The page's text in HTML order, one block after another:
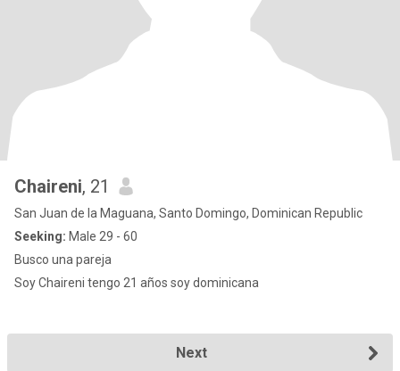
Chaireni, 21
San Juan de la Maguana, Santo Domingo, Dominican Republic
Seeking: Male 29 - 60
Busco una pareja
Soy Chaireni tengo 21 años soy dominicana
Next